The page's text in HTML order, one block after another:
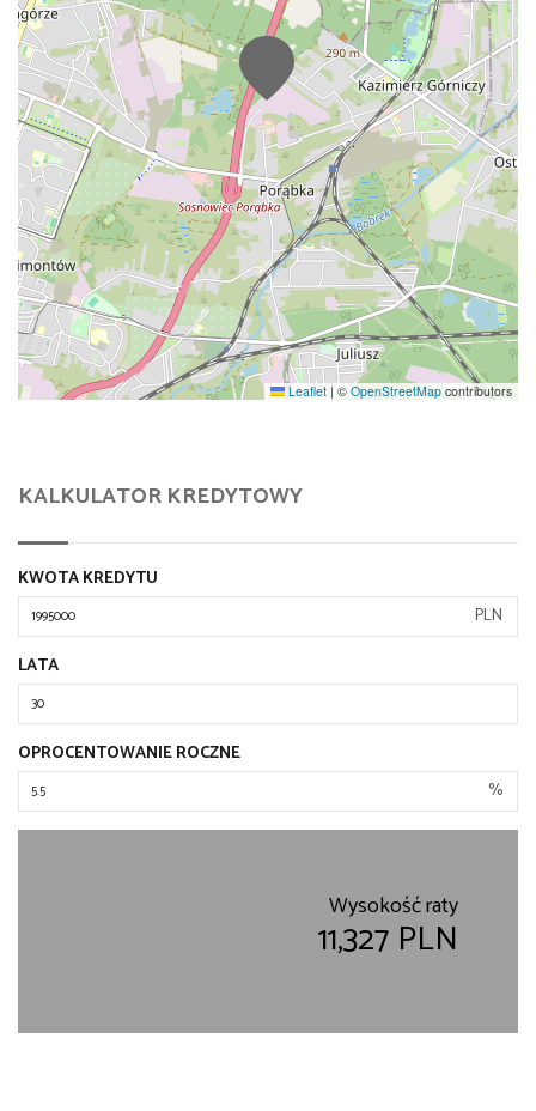
Leaflet | © OpenStreetMap contributors
KALKULATOR KREDYTOWY
KWOTA KREDYTU
PLN
LATA
OPROCENTOWANIE ROCZNE
%
Wysokość raty
11,327 PLN